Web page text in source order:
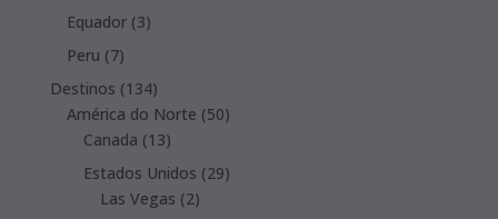
Equador 33
Peru 77
products
Destinos 134134
products
América do Norte 5050
Canada 1313
products
Estados Unidos 2929
Las Vegas 22